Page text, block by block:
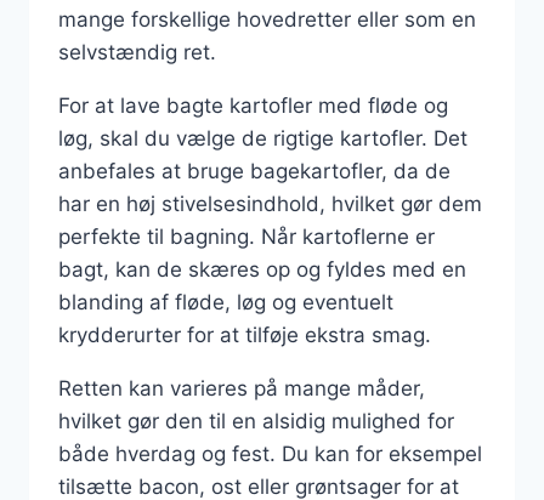
mange forskellige hovedretter eller som en
selvstændig ret.
For at lave bagte kartofler med fløde og
løg, skal du vælge de rigtige kartofler. Det
anbefales at bruge bagekartofler, da de
har en høj stivelsesindhold, hvilket gør dem
perfekte til bagning. Når kartoflerne er
bagt, kan de skæres op og fyldes med en
blanding af fløde, løg og eventuelt
krydderurter for at tilføje ekstra smag.
Retten kan varieres på mange måder,
hvilket gør den til en alsidig mulighed for
både hverdag og fest. Du kan for eksempel
tilsætte bacon, ost eller grøntsager for at